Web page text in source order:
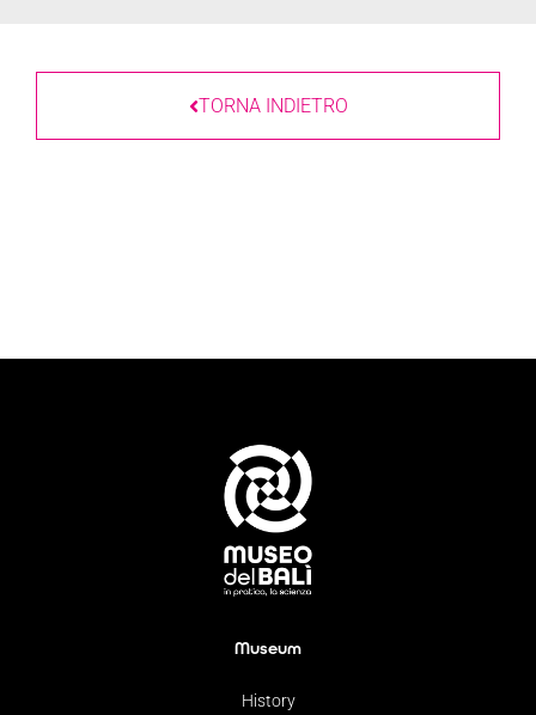
TORNA INDIETRO
Museum
History